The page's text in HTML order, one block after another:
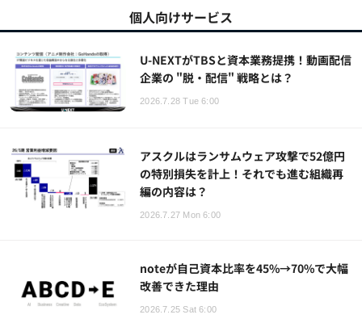
個人向けサービス
U-NEXTがTBSと資本業務提携！動画配信
企業の "脱・配信" 戦略とは？
2026.7.28 Tue 6:00
アスクルはランサムウェア攻撃で52億円
の特別損失を計上！それでも進む組織再
編の内容は？
2026.7.27 Mon 6:00
noteが自己資本比率を45%→70%で大幅
改善できた理由
2026.7.25 Sat 6:00